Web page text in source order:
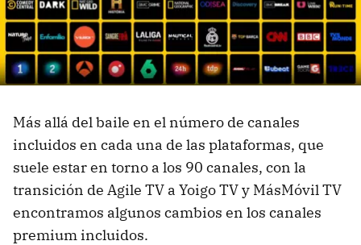
Más allá del baile en el número de canales
incluidos en cada una de las plataformas, que
suele estar en torno a los 90 canales, con la
transición de Agile TV a Yoigo TV y MásMóvil TV
encontramos algunos cambios en los canales
premium incluidos.